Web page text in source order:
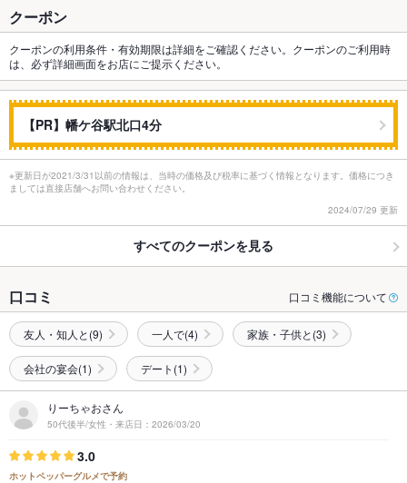
クーポン
クーポンの利用条件・有効期限は詳細をご確認ください。クーポンのご利用時
は、必ず詳細画面をお店にご提示ください。
【PR】幡ケ谷駅北口4分
※更新日が2021/3/31以前の情報は、当時の価格及び税率に基づく情報となります。価格につき
ましては直接店舗へお問い合わせください。
2024/07/29 更新
すべてのクーポンを見る
口コミ 口コミ機能について
友人・知人と(9) 一人で(4) 家族・子供と(3)
会社の宴会(1) デート(1)
りーちゃおさん
50代後半/女性・来店日：2026/03/20
3.0
ホットペッパーグルメで予約